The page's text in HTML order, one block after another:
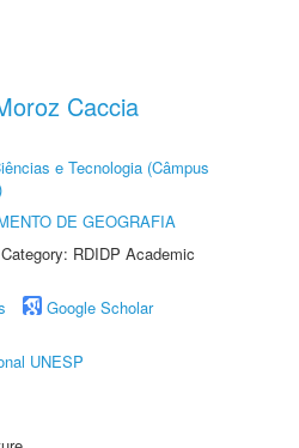
Caccia
e Tecnologia (Câmpus
DE GEOGRAFIA
RDIDP Academic
Google Scholar
UNESP